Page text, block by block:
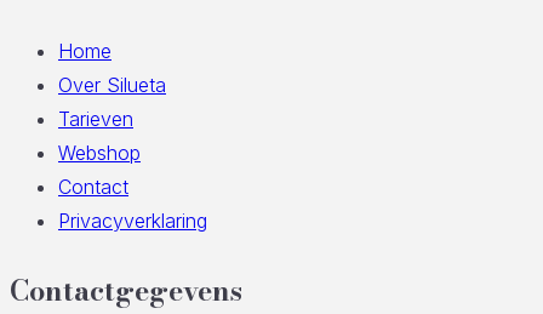
Home
Over Silueta
Tarieven
Webshop
Contact
Privacyverklaring
Contactgegevens